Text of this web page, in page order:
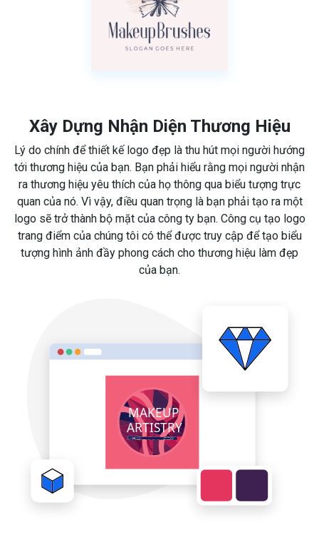
Xây Dựng Nhận Diện Thương Hiệu
Lý do chính để thiết kế logo đẹp là thu hút mọi người hướng
tới thương hiệu của bạn. Bạn phải hiểu rằng mọi người nhận
ra thương hiệu yêu thích của họ thông qua biểu tượng trực
quan của nó. Vì vậy, điều quan trọng là bạn phải tạo ra một
logo sẽ trở thành bộ mặt của công ty bạn. Công cụ tạo logo
trang điểm của chúng tôi có thể được truy cập để tạo biểu
tượng hình ảnh đầy phong cách cho thương hiệu làm đẹp
của bạn.